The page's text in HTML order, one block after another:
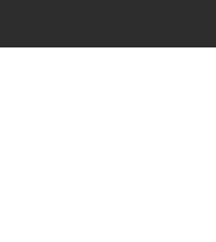
สินค้า สร้างคุณค่า เพิ่มมูล